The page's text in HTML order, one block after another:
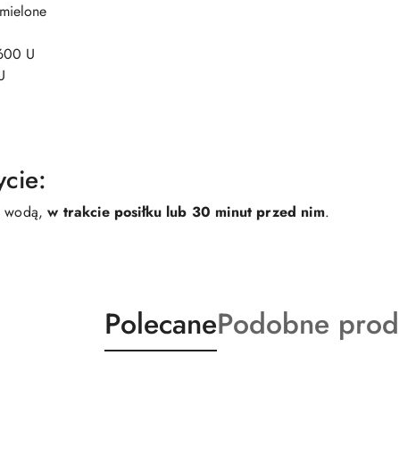
U
wodą, w trakcie posiłku lub 30 minut przed nim.
Produkty
o
PolecaneProdukty
o
Podobne